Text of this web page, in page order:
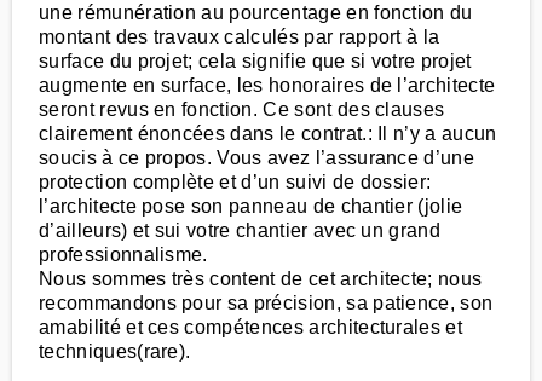
une rémunération au pourcentage en fonction du
montant des travaux calculés par rapport à la
surface du projet; cela signifie que si votre projet
augmente en surface, les honoraires de l’architecte
seront revus en fonction. Ce sont des clauses
clairement énoncées dans le contrat.: Il n’y a aucun
soucis à ce propos. Vous avez l’assurance d’une
protection complète et d’un suivi de dossier:
l’architecte pose son panneau de chantier (jolie
d’ailleurs) et sui votre chantier avec un grand
professionnalisme.
Nous sommes très content de cet architecte; nous
recommandons pour sa précision, sa patience, son
amabilité et ces compétences architecturales et
techniques(rare).